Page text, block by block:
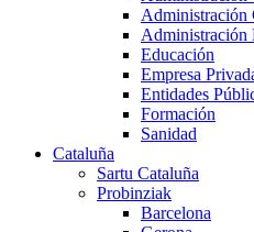
Administración
Administración
Educación
Empresa
Entidades
Formación
Sanidad
Cataluña
Sartu Cataluña
Probinziak
Barcelona